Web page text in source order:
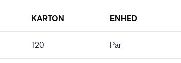
KARTON ENHED
120 Par